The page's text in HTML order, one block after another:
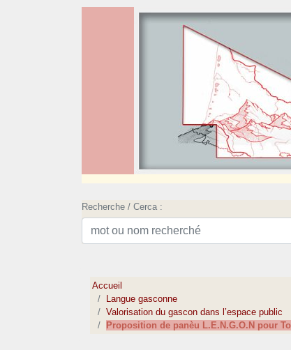
Recherche / Cerca :
Accueil
Langue gasconne
Valorisation du gascon dans l’espace public
Proposition de panèu L.E.N.G.O.N pour